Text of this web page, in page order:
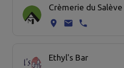
Crèmerie du Salève
Ethyl's Bar